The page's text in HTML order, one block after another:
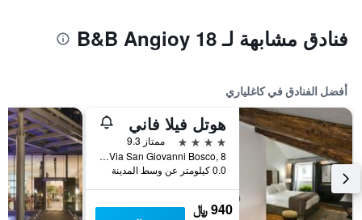
فنادق مشابهة لـ B&B Angioy 18
أفضل الفنادق في كاغلياري
هوتل فيلا فاني
4 نجوم
ممتاز 9.3
Via San Giovanni Bosco, 8, كاغلياري, سردينيا, إيطاليا
0.0 كيلومتر عن وسط المدينة
940 ﷼